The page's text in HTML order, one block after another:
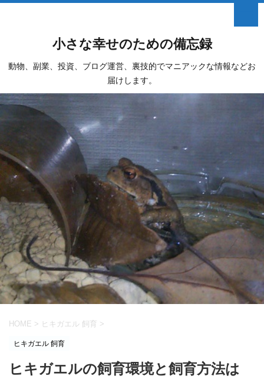
小さな幸せのための備忘録
動物、副業、投資、ブログ運営、裏技的でマニアックな情報などお
届けします。
HOME > ヒキガエル 飼育 >
ヒキガエル 飼育
ヒキガエルの飼育環境と飼育方法は